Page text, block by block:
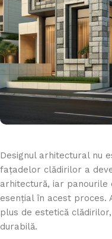
Designul arhitectural nu
fațadelor clădirilor a
arhitectură, iar panourile
esențial în acest proces.
plus de estetică
durabilă.